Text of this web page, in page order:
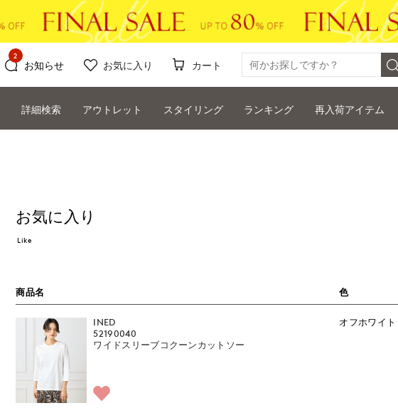
お知らせ
2
お気に入り カート
詳細検索 アウトレット スタイリング ランキング 再入荷アイテム
お気に入り
Like
商品名 色
INED
52190040
ワイドスリーブコクーンカットソー
オフホワイト